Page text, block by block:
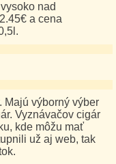
nad
a cena
Majú výborný výber
Vyznávačov cigár
kde môžu mať
už aj web, tak